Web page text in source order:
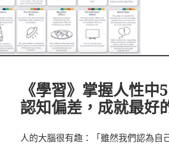
《學習》掌握人性中
認知偏差，成就最好
人的大腦很有趣：「雖然我們認為自